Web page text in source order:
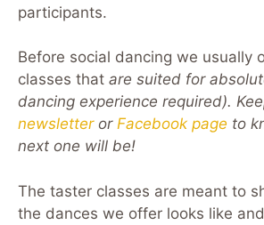
participants.
Before social dancing we usually
classes that are suited for
dancing experience required).
newsletteror Facebook page to
next one will be!
The taster classes are meant to
the dances we offer looks like